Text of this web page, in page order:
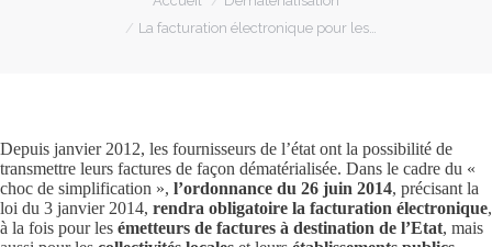
La facturation électronique pour les…
Depuis janvier 2012, les fournisseurs de l’état ont la possibilité de
transmettre leurs factures de façon dématérialisée. Dans le cadre du «
choc de simplification », l’ordonnance du 26 juin 2014, précisant la
loi du 3 janvier 2014, rendra obligatoire la facturation électronique,
à la fois pour les émetteurs de factures à destination de l’Etat, mais